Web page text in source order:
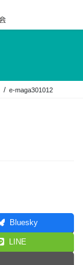
e-maga301012
Bluesky
LINE